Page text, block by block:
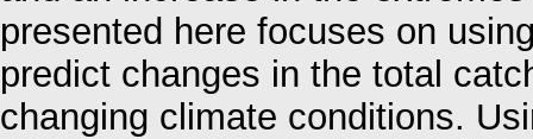
presented here focuses on
predict changes in the total
changing climate conditions.